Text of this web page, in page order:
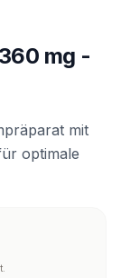
mg -
mit
optimale